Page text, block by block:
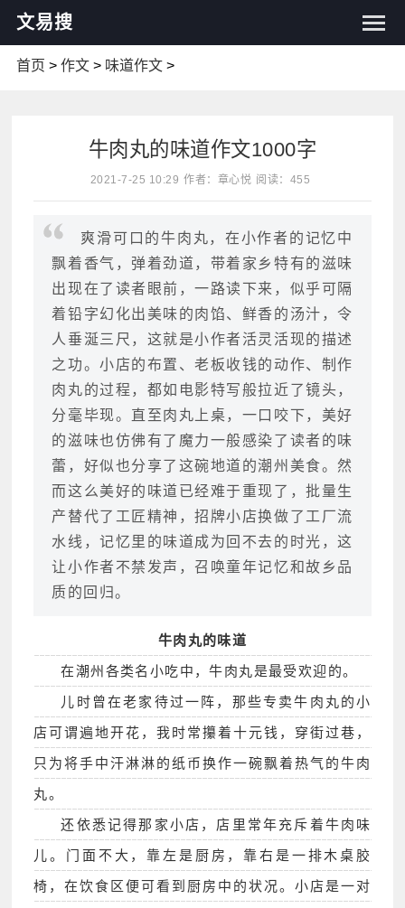
文易搜
首页 > 作文> 味道作文>
牛肉丸的味道作文1000字
2021-7-25 10:29 作者：章心悦 阅读：455
爽滑可口的牛肉丸，在小作者的记忆中
飘着香气，弹着劲道，带着家乡特有的滋味
出现在了读者眼前，一路读下来，似乎可隔
着铅字幻化出美味的肉馅、鲜香的汤汁，令
人垂涎三尺，这就是小作者活灵活现的描述
之功。小店的布置、老板收钱的动作、制作
肉丸的过程，都如电影特写般拉近了镜头，
分毫毕现。直至肉丸上桌，一口咬下，美好
的滋味也仿佛有了魔力一般感染了读者的味
蕾，好似也分享了这碗地道的潮州美食。然
而这么美好的味道已经难于重现了，批量生
产替代了工匠精神，招牌小店换做了工厂流
水线，记忆里的味道成为回不去的时光，这
让小作者不禁发声，召唤童年记忆和故乡品
质的回归。
牛肉丸的味道
在潮州各类名小吃中，牛肉丸是最受欢迎的。
儿时曾在老家待过一阵，那些专卖牛肉丸的小
店可谓遍地开花，我时常攥着十元钱，穿街过巷，
只为将手中汗淋淋的纸币换作一碗飘着热气的牛肉
丸。
还依悉记得那家小店，店里常年充斥着牛肉味
儿。门面不大，靠左是厨房，靠右是一排木桌胶
椅，在饮食区便可看到厨房中的状况。小店是一对